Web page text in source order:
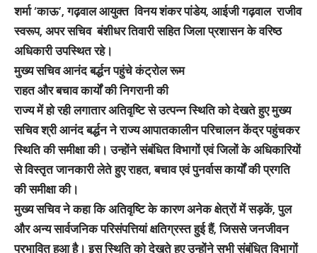
शर्मा ‘काऊ’, गढ़वाल आयुक्त विनय शंकर पांडेय, आईजी गढ़वाल राजीव
स्वरूप, अपर सचिव बंशीधर तिवारी सहित जिला प्रशासन के वरिष्ठ
अधिकारी उपस्थित रहे।
मुख्य सचिव आनंद बर्द्धन पहुंचे कंट्रोल रूम
राहत और बचाव कार्यों की निगरानी की
राज्य में हो रही लगातार अतिवृष्टि से उत्पन्न स्थिति को देखते हुए मुख्य
सचिव श्री आनंद बर्द्धन ने राज्य आपातकालीन परिचालन केंद्र पहुंचकर
स्थिति की समीक्षा की। उन्होंने संबंधित विभागों एवं जिलों के अधिकारियों
से विस्तृत जानकारी लेते हुए राहत, बचाव एवं पुनर्वास कार्यों की प्रगति
की समीक्षा की।
मुख्य सचिव ने कहा कि अतिवृष्टि के कारण अनेक क्षेत्रों में सड़कें, पुल
और अन्य सार्वजनिक परिसंपत्तियां क्षतिग्रस्त हुई हैं, जिससे जनजीवन
प्रभावित हुआ है। इस स्थिति को देखते हुए उन्होंने सभी संबंधित विभागों